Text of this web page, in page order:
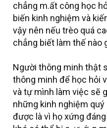
chẳng m.ất công học
biến kinh nghiệm và
vậy nên nếu trèo quá
chẳng biết làm thế nào
Người thông minh thật
thông minh để học hỏi
và tự mình làm việc sẽ
những kinh nghiệm
được là vì họ xứng